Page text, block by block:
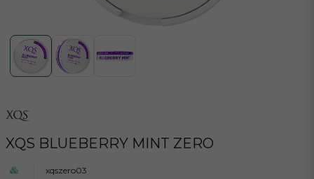
XQS BLUEBERRY MINT ZERO
xqszero03